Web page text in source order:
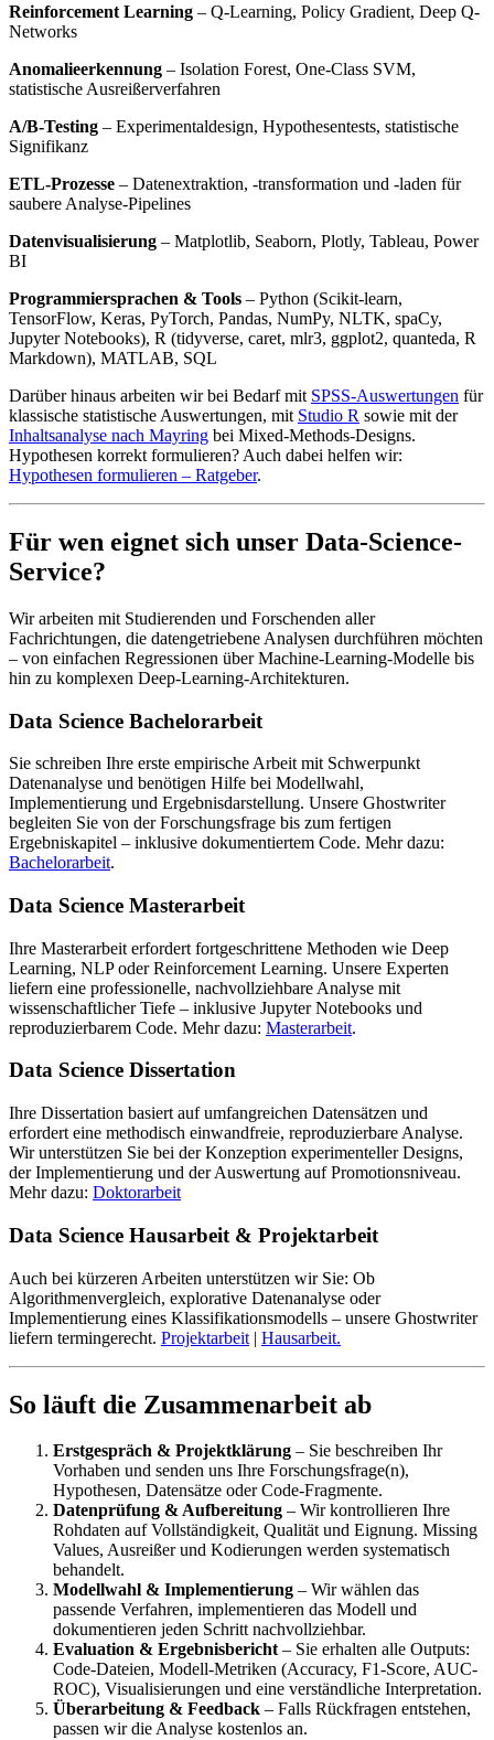
Reinforcement Learning – Q-Learning, Policy Gradient, Deep Q-
Networks
Anomalieerkennung – Isolation Forest, One-Class SVM,
statistische Ausreißerverfahren
A/B-Testing – Experimentaldesign, Hypothesentests, statistische
Signifikanz
ETL-Prozesse – Datenextraktion, -transformation und -laden für
saubere Analyse-Pipelines
Datenvisualisierung – Matplotlib, Seaborn, Plotly, Tableau, Power
BI
Programmiersprachen & Tools – Python (Scikit-learn,
TensorFlow, Keras, PyTorch, Pandas, NumPy, NLTK, spaCy,
Jupyter Notebooks), R (tidyverse, caret, mlr3, ggplot2, quanteda, R
Markdown), MATLAB, SQL
Darüber hinaus arbeiten wir bei Bedarf mit SPSS-Auswertungen für
klassische statistische Auswertungen, mit Studio R sowie mit der
Inhaltsanalyse nach Mayring bei Mixed-Methods-Designs.
Hypothesen korrekt formulieren? Auch dabei helfen wir:
Hypothesen formulieren – Ratgeber.
Für wen eignet sich unser Data-Science-
Service?
Wir arbeiten mit Studierenden und Forschenden aller
Fachrichtungen, die datengetriebene Analysen durchführen möchten
– von einfachen Regressionen über Machine-Learning-Modelle bis
hin zu komplexen Deep-Learning-Architekturen.
Data Science Bachelorarbeit
Sie schreiben Ihre erste empirische Arbeit mit Schwerpunkt
Datenanalyse und benötigen Hilfe bei Modellwahl,
Implementierung und Ergebnisdarstellung. Unsere Ghostwriter
begleiten Sie von der Forschungsfrage bis zum fertigen
Ergebniskapitel – inklusive dokumentiertem Code. Mehr dazu:
Bachelorarbeit.
Data Science Masterarbeit
Ihre Masterarbeit erfordert fortgeschrittene Methoden wie Deep
Learning, NLP oder Reinforcement Learning. Unsere Experten
liefern eine professionelle, nachvollziehbare Analyse mit
wissenschaftlicher Tiefe – inklusive Jupyter Notebooks und
reproduzierbarem Code. Mehr dazu: Masterarbeit.
Data Science Dissertation
Ihre Dissertation basiert auf umfangreichen Datensätzen und
erfordert eine methodisch einwandfreie, reproduzierbare Analyse.
Wir unterstützen Sie bei der Konzeption experimenteller Designs,
der Implementierung und der Auswertung auf Promotionsniveau.
Mehr dazu: Doktorarbeit
Data Science Hausarbeit & Projektarbeit
Auch bei kürzeren Arbeiten unterstützen wir Sie: Ob
Algorithmenvergleich, explorative Datenanalyse oder
Implementierung eines Klassifikationsmodells – unsere Ghostwriter
liefern termingerecht. Projektarbeit | Hausarbeit.
So läuft die Zusammenarbeit ab
Erstgespräch & Projektklärung – Sie beschreiben Ihr
Vorhaben und senden uns Ihre Forschungsfrage(n),
Hypothesen, Datensätze oder Code-Fragmente.
Datenprüfung & Aufbereitung – Wir kontrollieren Ihre
Rohdaten auf Vollständigkeit, Qualität und Eignung. Missing
Values, Ausreißer und Kodierungen werden systematisch
behandelt.
Modellwahl & Implementierung – Wir wählen das
passende Verfahren, implementieren das Modell und
dokumentieren jeden Schritt nachvollziehbar.
Evaluation & Ergebnisbericht– Sie erhalten alle Outputs:
Code-Dateien, Modell-Metriken (Accuracy, F1-Score, AUC-
ROC), Visualisierungen und eine verständliche Interpretation.
Überarbeitung & Feedback – Falls Rückfragen entstehen,
passen wir die Analyse kostenlos an.